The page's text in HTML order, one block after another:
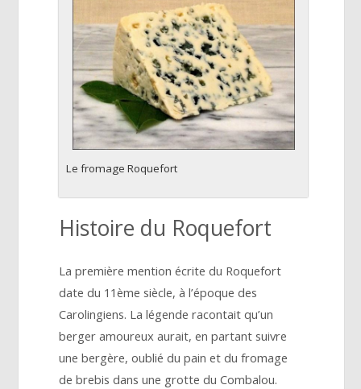
Le fromage Roquefort
Histoire du Roquefort
La première mention écrite du Roquefort
date du 11ème siècle, à l’époque des
Carolingiens. La légende racontait qu’un
berger amoureux aurait, en partant suivre
une bergère, oublié du pain et du fromage
de brebis dans une grotte du Combalou.